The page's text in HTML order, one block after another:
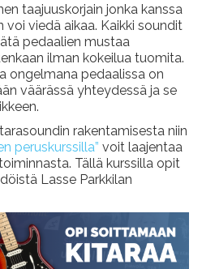
taajuuskorjain jonka kanssa
viedä aikaa. Kaikki soundit
pedaalien mustaa
ilman kokeilua tuomita.
ongelmana pedaalissa on
väärässä yhteydessä ja se
rakentamisesta niin
peruskurssilla” voit laajentaa
Tällä kurssilla opit
Lasse Parkkilan